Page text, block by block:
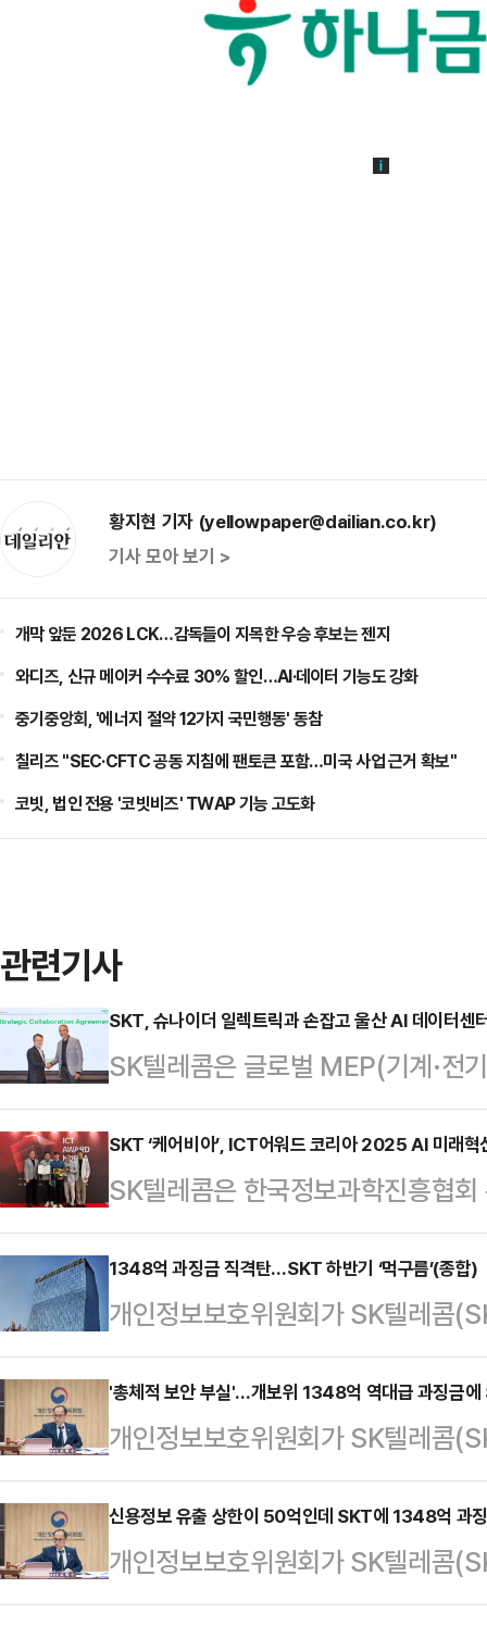
황지현 기자 (yellowpaper@dailian.co.kr)
기사 모아 보기 >
개막 앞둔 2026 LCK…감독들이 지목한 우승 후보는 젠지
와디즈, 신규 메이커 수수료 30% 할인…AI·데이터 기능도 강화
중기중앙회, '에너지 절약 12가지 국민행동' 동참
칠리즈 "SEC·CFTC 공동 지침에 팬토큰 포함…미국 사업 근거 확보"
코빗, 법인 전용 '코빗비즈' TWAP 기능 고도화
관련기사
SKT, 슈나이더 일렉트릭과 손잡고 울산 AI 데이터센
SK텔레콤은 글로벌 MEP(기계·전
'SK AI 데이터센터 울산' 구축을 위
고 31일 밝혔다. 이를 통해 국내 최
슈나이더의 전력 인프라 장비가 공
▲UPS(무정전 전원장치) ▲변압기
함된다. 양사는 3월 MWC25에서
왔으며, 이번 계약이 첫 성과다.
Infra…
SKT ‘케어비아’, ICT어워드 코리아 2025 AI 미래혁
SK텔레콤은 한국정보과학진흥협
AWARD KOREA 2025)’에서 자
비아(CareVia, 이하 케어비아)’가
일 밝혔다.‘ICT어워드 코리아’는
우수한 서비스를 선정, 시상하는
털 경험혁신 ▲디지털 기술혁신 ▲
인 ▲AI 미래혁신 6개 분야에 걸쳐
1348억 과징금 직격탄…SKT 하반기 ‘먹구름’(종합)
개인정보보호위원회가 SK텔레콤
련해 사상 최대 규모인 1348억원
다. 지금까지 개인정보위의 역대
총 1000억원이었다.이미 유심 교
2500억원의 일회성 비용을 반영한
실적 악화가 불가피해졌다. 불확실
나설 가능성이 제기된다.개인정보
'SK텔레콤 개인정보 유…
'총체적 보안 부실'…개보위 1348억 역대급 과징금
개인정보보호위원회가 SK텔레콤
련해 사상 최대 규모인 1348억원
다. 지금까지 개인정보위의 역대
총 1000억원이었다.SKT가 휴대
여 건을 암호화하지 않고 평문으로
신용정보 유출 상한이 50억인데 SKT에 1348억 과
개인정보보호위원회가 SK텔레콤
련해 사상 최대 규모인 1348억원